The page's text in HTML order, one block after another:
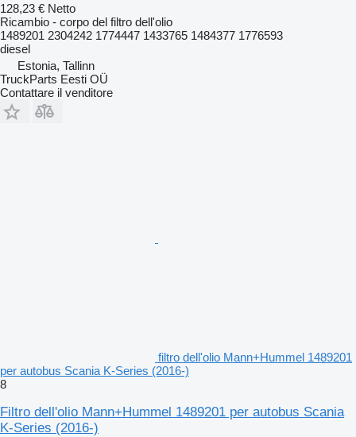
128,23 € Netto
Ricambio - corpo del filtro dell'olio
1489201 2304242 1774447 1433765 1484377 1776593
diesel
Estonia, Tallinn
TruckParts Eesti OÜ
Contattare il venditore
filtro dell'olio Mann+Hummel 1489201
per autobus Scania K-Series (2016-)
8
Filtro dell'olio Mann+Hummel 1489201 per autobus Scania
K-Series (2016-)